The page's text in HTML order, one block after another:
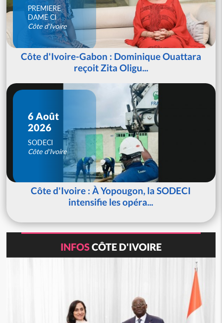
PREMIERE
DAME CI
Côte d'Ivoire
Côte d'Ivoire-Gabon : Dominique Ouattara
reçoit Zita Oligu...
6 Août
2026
SODECI
Côte d'Ivoire
Côte d'Ivoire : À Yopougon, la SODECI
intensifie les opéra...
INFOSCÔTE D'IVOIRE